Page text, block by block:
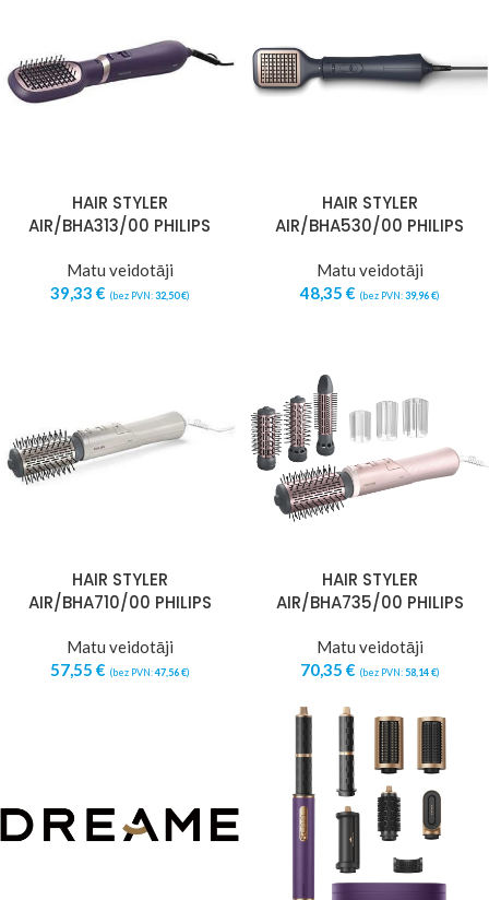
HAIR STYLER
AIR/BHA313/00 PHILIPS
Matu veidotāji
39,33 € (bez PVN:32,50€)
HAIR STYLER
AIR/BHA530/00 PHILIPS
Matu veidotāji
48,35 € (bez PVN:39,96€)
HAIR STYLER
AIR/BHA710/00 PHILIPS
Matu veidotāji
57,55 € (bez PVN:47,56€)
HAIR STYLER
AIR/BHA735/00 PHILIPS
Matu veidotāji
70,35 € (bez PVN: 58,14€)